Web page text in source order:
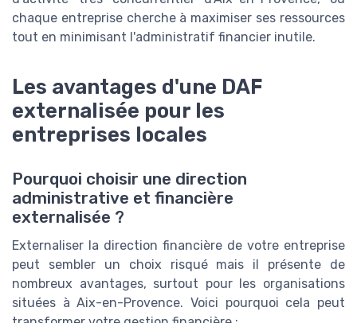
chaque entreprise cherche à maximiser ses ressources
tout en minimisant l'administratif financier inutile.
Les avantages d'une DAF
externalisée pour les
entreprises locales
Pourquoi choisir une direction
administrative et financière
externalisée ?
Externaliser la direction financière de votre entreprise
peut sembler un choix risqué mais il présente de
nombreux avantages, surtout pour les organisations
situées à Aix-en-Provence. Voici pourquoi cela peut